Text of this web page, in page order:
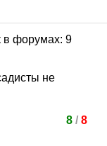
не
8/ 8